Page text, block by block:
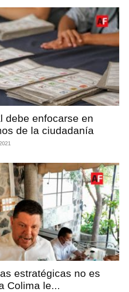
debe enfocarse en
de la ciudadanía
estratégicas no es
Colima le...